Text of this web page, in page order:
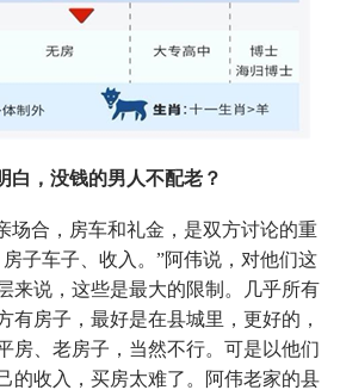
白，没钱的男人不配老？
场合，房车和礼金，是双方讨论的重
子车子、收入。”阿伟说，对他们这
来说，这些是最大的限制。几乎所有
有房子，最好是在县城里，更好的，
房、老房子，当然不行。可是以他们
的收入，买房太难了。阿伟老家的县